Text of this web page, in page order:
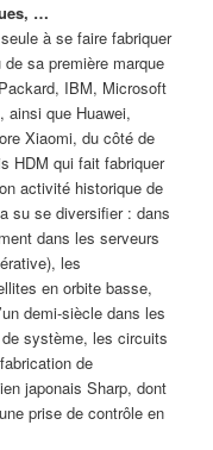
…
à se faire fabriquer
sa première marque
IBM, Microsoft
ainsi que Huawei,
Xiaomi, du côté de
HDM qui fait fabriquer
activité historique de
su se diversifier : dans
dans les serveurs
les
en orbite basse,
demi-siècle dans les
système, les circuits
de
japonais Sharp, dont
prise de contrôle en